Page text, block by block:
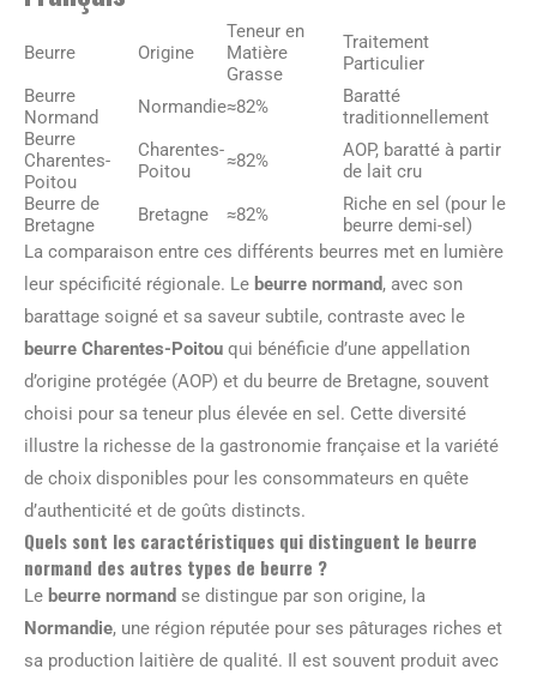
Beurre Origine
Teneur en
Matière
Grasse
Traitement
Particulier
Beurre
Normand
Normandie≈82%
Baratté
traditionnellement
Beurre
Charentes-
Poitou
Charentes-
Poitou
≈82%
AOP, baratté à partir
de lait cru
Beurre de
Bretagne
Bretagne ≈82%
Riche en sel (pour le
beurre demi-sel)
La comparaison entre ces différents beurres met en lumière
leur spécificité régionale. Le beurre normand, avec son
barattage soigné et sa saveur subtile, contraste avec le
beurre Charentes-Poitou qui bénéficie d’une appellation
d’origine protégée (AOP) et du beurre de Bretagne, souvent
choisi pour sa teneur plus élevée en sel. Cette diversité
illustre la richesse de la gastronomie française et la variété
de choix disponibles pour les consommateurs en quête
d’authenticité et de goûts distincts.
Quels sont les caractéristiques qui distinguent le beurre
normand des autres types de beurre ?
Le beurre normand se distingue par son origine, la
Normandie, une région réputée pour ses pâturages riches et
sa production laitière de qualité. Il est souvent produit avec